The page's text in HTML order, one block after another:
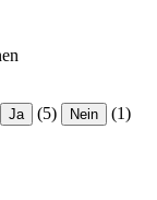
Ja (5) Nein (1)